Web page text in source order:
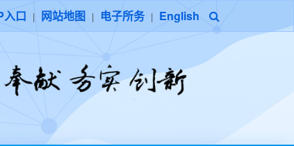
入口 | 网站地图 | 电子所务 | English